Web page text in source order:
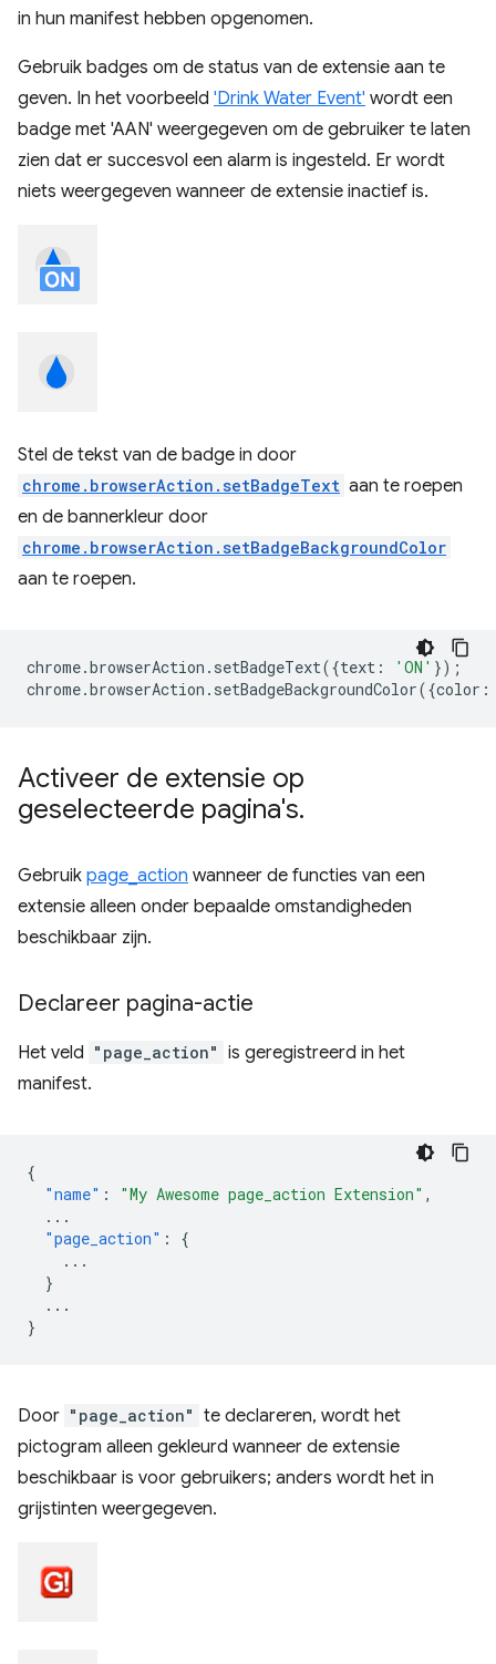
in hun manifest hebben opgenomen.
Gebruik badges om de status van de extensie aan te
geven. In het voorbeeld 'Drink Water Event' wordt een
badge met 'AAN' weergegeven om de gebruiker te laten
zien dat er succesvol een alarm is ingesteld. Er wordt
niets weergegeven wanneer de extensie inactief is.
Stel de tekst van de badge in door
chrome.browserAction.setBadgeText aan te roepen
en de bannerkleur door
chrome.browserAction.setBadgeBackgroundColor
aan te roepen.
chrome.browserAction . setBadgeText({text : 'ON' });
chrome.browserAction . setBadgeBackgroundColor({color :
Activeer de extensie op
geselecteerde pagina's.
Gebruik page_action wanneer de functies van een
extensie alleen onder bepaalde omstandigheden
beschikbaar zijn.
Declareer pagina-actie
Het veld "page_action" is geregistreerd in het
manifest.
{
"name" : "My Awesome page_action Extension" ,
...
"page_action" :
{
...
}
...
}
Door "page_action" te declareren, wordt het
pictogram alleen gekleurd wanneer de extensie
beschikbaar is voor gebruikers; anders wordt het in
grijstinten weergegeven.